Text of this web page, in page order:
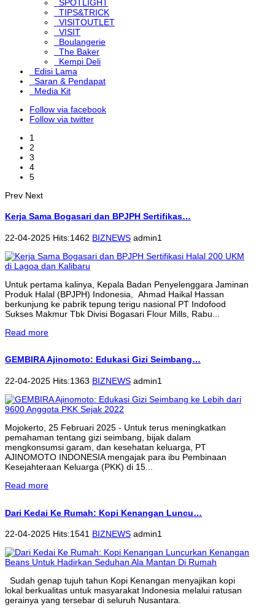
SPOTLIGHT
TIPS&TRICK
VISITOUTLET
VISIT
Boulangerie
The Baker
Kempi Deli
Edisi Lama
Saran & Pendapat
Media Kit
Follow via facebook
Follow via twitter
1
2
3
4
5
Prev Next
Kerja Sama Bogasari dan BPJPH Sertifikas…
22-04-2025 Hits:1462 BIZNEWS admin1
Untuk pertama kalinya, Kepala Badan Penyelenggara Jaminan
Produk Halal (BPJPH) Indonesia, Ahmad Haikal Hassan
berkunjung ke pabrik tepung terigu nasional PT Indofood
Sukses Makmur Tbk Divisi Bogasari Flour Mills, Rabu...
Read more
GEMBIRA Ajinomoto: Edukasi Gizi Seimbang…
22-04-2025 Hits:1363 BIZNEWS admin1
Mojokerto, 25 Februari 2025 - Untuk terus meningkatkan
pemahaman tentang gizi seimbang, bijak dalam
mengkonsumsi garam, dan kesehatan keluarga, PT
AJINOMOTO INDONESIA mengajak para ibu Pembinaan
Kesejahteraan Keluarga (PKK) di 15...
Read more
Dari Kedai Ke Rumah: Kopi Kenangan Luncu…
22-04-2025 Hits:1541 BIZNEWS admin1
Sudah genap tujuh tahun Kopi Kenangan menyajikan kopi
lokal berkualitas untuk masyarakat Indonesia melalui ratusan
gerainya yang tersebar di seluruh Nusantara.